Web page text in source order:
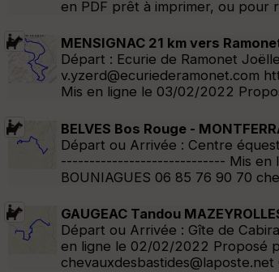
en PDF prêt à imprimer, ou pour
MENSIGNAC 21 km vers
Départ : Ecurie de Ramonet
Mis en ligne le 03/02/2022
BELVES Bos Rouge -
Départ ou Arrivée : Centre
----------------------------- Mis en
BOUNIAGUES 06 85 76 90 70
GAUGEAC Tandou
Départ ou Arrivée : Gîte de
en ligne le 02/02/2022 Proposé